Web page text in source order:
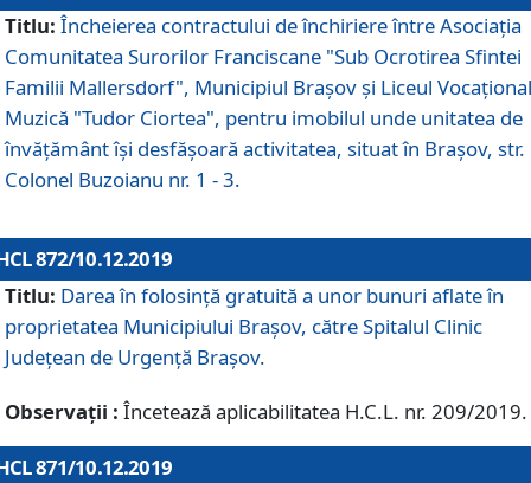
Titlu: Încheierea contractului de închiriere între Asociația
Comunitatea Surorilor Franciscane "Sub Ocrotirea Sfintei
Familii Mallersdorf", Municipiul Braşov şi Liceul
Muzică "Tudor Ciortea", pentru imobilul unde unitatea de
învățământ îşi desfăşoară activitatea, situat în Braşov, str.
Colonel Buzoianu nr. 1 - 3.
872/10.12.2019
Titlu: Darea în folosinţă gratuită a unor bunuri aflate în
proprietatea Municipiului Braşov, către Spitalul Clinic
Judeţean de Urgenţă Braşov.
Observații : Încetează aplicabilitatea H.C.L. nr. 209/2019.
871/10.12.2019